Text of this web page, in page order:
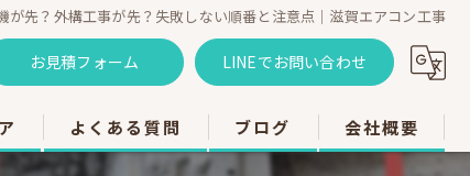
が先？外構工事が先？失敗しない順番と注意点｜滋賀エアコン工事
お見積フォーム LINEでお問い合わせ
よくある質問 ブログ 会社概要